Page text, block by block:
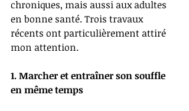
chroniques, mais aussi aux adultes
en bonne santé. Trois travaux
récents ont particulièrement attiré
mon attention.
1. Marcher et entraîner son souffle
en même temps